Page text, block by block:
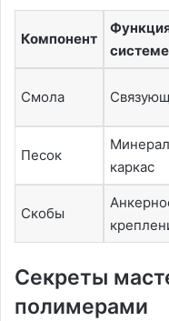
Компонент
системе
Смола
Песок
каркас
Скобы
Секреты
полимерами